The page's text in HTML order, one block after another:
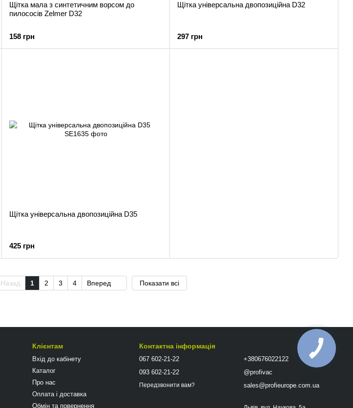
Щітка мала з синтетичним ворсом до
пилососів Zelmer D32
158 грн
Щітка універсальна двопозиційна D32
297 грн
Щітка універсальна двопозиційна D35
425 грн
Назад 1 2 3 4 Вперед Показати всі
Клієнтам
Вхід до кабінету
Каталог
Про нас
Оплата і доставка
Обмін та повернення
Контактна інформація
067 602-21-22
093 602-21-22
Передзвонити вам?
+380676022122
@profivac
sales@profieurope.com.ua